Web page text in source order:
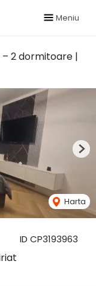
Meniu
2 dormitoare |
ID CP3193963
Harta